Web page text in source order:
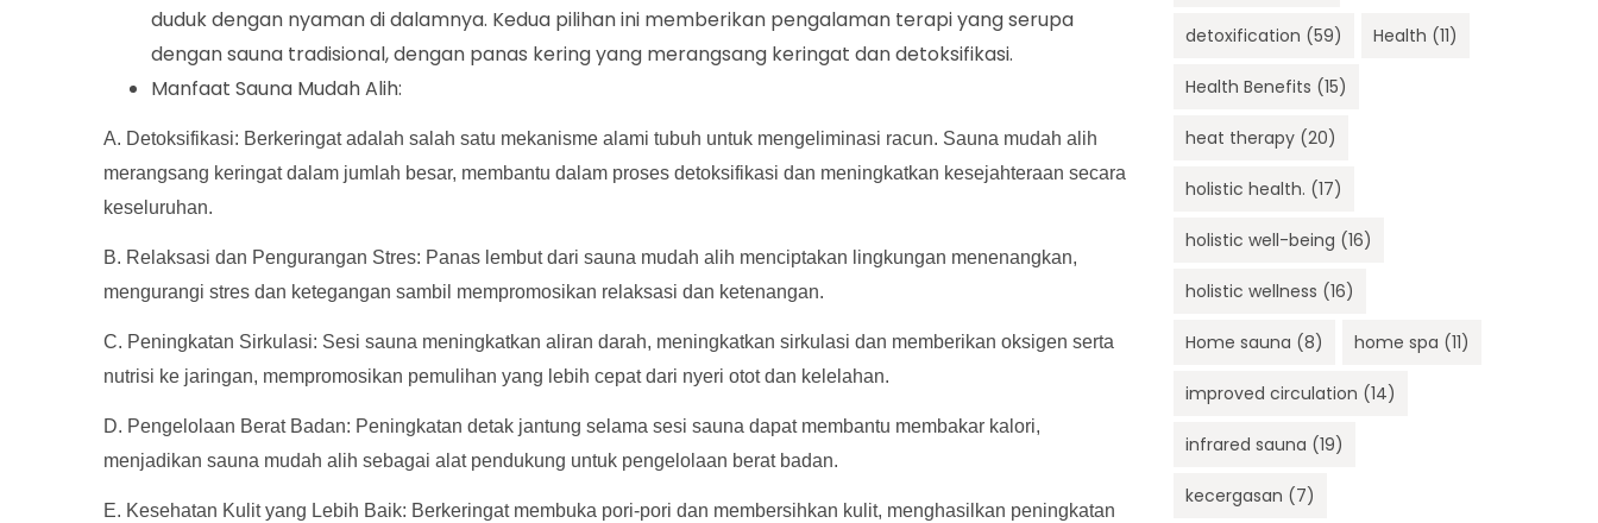
duduk dengan nyaman di dalamnya. Kedua pilihan ini memberikan pengalaman terapi yang serupa
dengan sauna tradisional, dengan panas kering yang merangsang keringat dan detoksifikasi.
Manfaat Sauna Mudah Alih:
A. Detoksifikasi: Berkeringat adalah salah satu mekanisme alami tubuh untuk mengeliminasi racun. Sauna mudah alih
merangsang keringat dalam jumlah besar, membantu dalam proses detoksifikasi dan meningkatkan kesejahteraan secara
keseluruhan.
B. Relaksasi dan Pengurangan Stres: Panas lembut dari sauna mudah alih menciptakan lingkungan menenangkan,
mengurangi stres dan ketegangan sambil mempromosikan relaksasi dan ketenangan.
C. Peningkatan Sirkulasi: Sesi sauna meningkatkan aliran darah, meningkatkan sirkulasi dan memberikan oksigen serta
nutrisi ke jaringan, mempromosikan pemulihan yang lebih cepat dari nyeri otot dan kelelahan.
D. Pengelolaan Berat Badan: Peningkatan detak jantung selama sesi sauna dapat membantu membakar kalori,
menjadikan sauna mudah alih sebagai alat pendukung untuk pengelolaan berat badan.
E. Kesehatan Kulit yang Lebih Baik: Berkeringat membuka pori-pori dan membersihkan kulit, menghasilkan peningkatan
detoxification (59) Health (11)
Health Benefits (15)
heat therapy (20)
holistic health. (17)
holistic well-being (16)
holistic wellness (16)
Home sauna (8) home spa (11)
improved circulation (14)
infrared sauna (19)
kecergasan (7)